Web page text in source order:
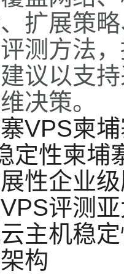
扩展策
测方法
议以支
决策。
VPS柬
定性柬埔
性企业
VPS评测
云主机稳
构